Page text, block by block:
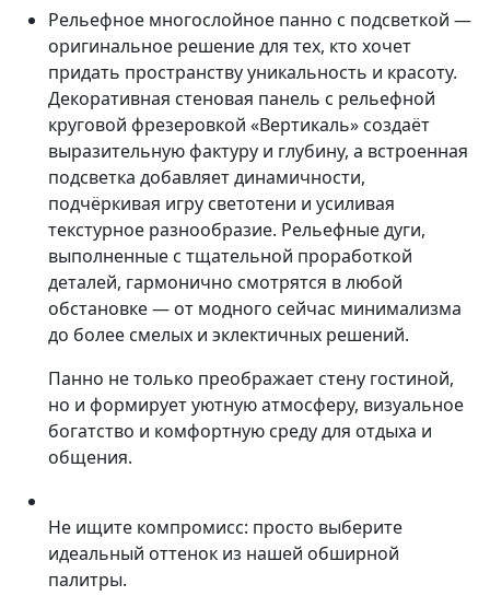
Рельефное многослойное панно с подсветкой —
оригинальное решение для тех, кто хочет
придать пространству уникальность и красоту.
Декоративная стеновая панель с рельефной
круговой фрезеровкой «Вертикаль» создаёт
выразительную фактуру и глубину, а встроенная
подсветка добавляет динамичности,
подчёркивая игру светотени и усиливая
текстурное разнообразие. Рельефные дуги,
выполненные с тщательной проработкой
деталей, гармонично смотрятся в любой
обстановке — от модного сейчас минимализма
до более смелых и эклектичных решений.
Панно не только преображает стену гостиной,
но и формирует уютную атмосферу, визуальное
богатство и комфортную среду для отдыха и
общения.
Не ищите компромисс: просто выберите
идеальный оттенок из нашей обширной
палитры.